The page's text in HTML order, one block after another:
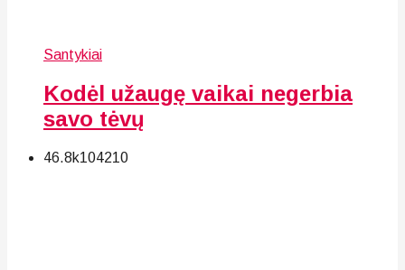
Santykiai
Kodėl užaugę vaikai negerbia
savo tėvų
46.8k104210